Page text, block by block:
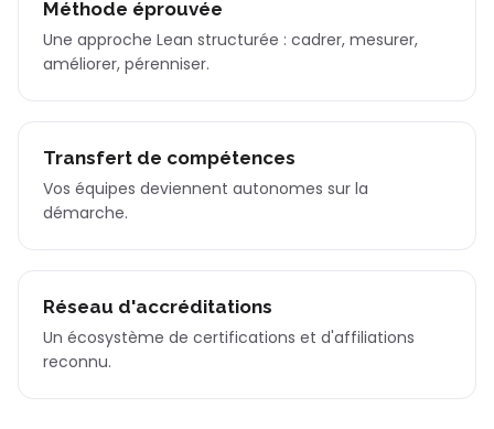
Méthode éprouvée
Une approche Lean structurée : cadrer, mesurer,
améliorer, pérenniser.
Transfert de compétences
Vos équipes deviennent autonomes sur la
démarche.
Réseau d'accréditations
Un écosystème de certifications et d'affiliations
reconnu.